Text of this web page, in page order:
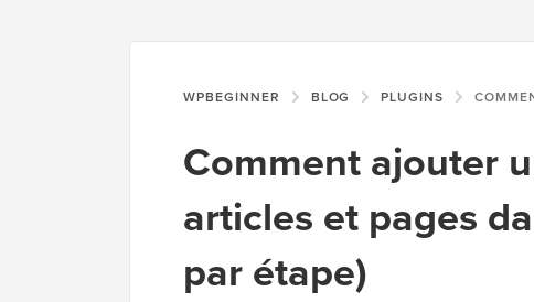
WPBEGINNER BLOG PLUGINS COMMENT AJOUTER UN SOUS-TITRE
Comment ajouter
articles et pages
par étape)